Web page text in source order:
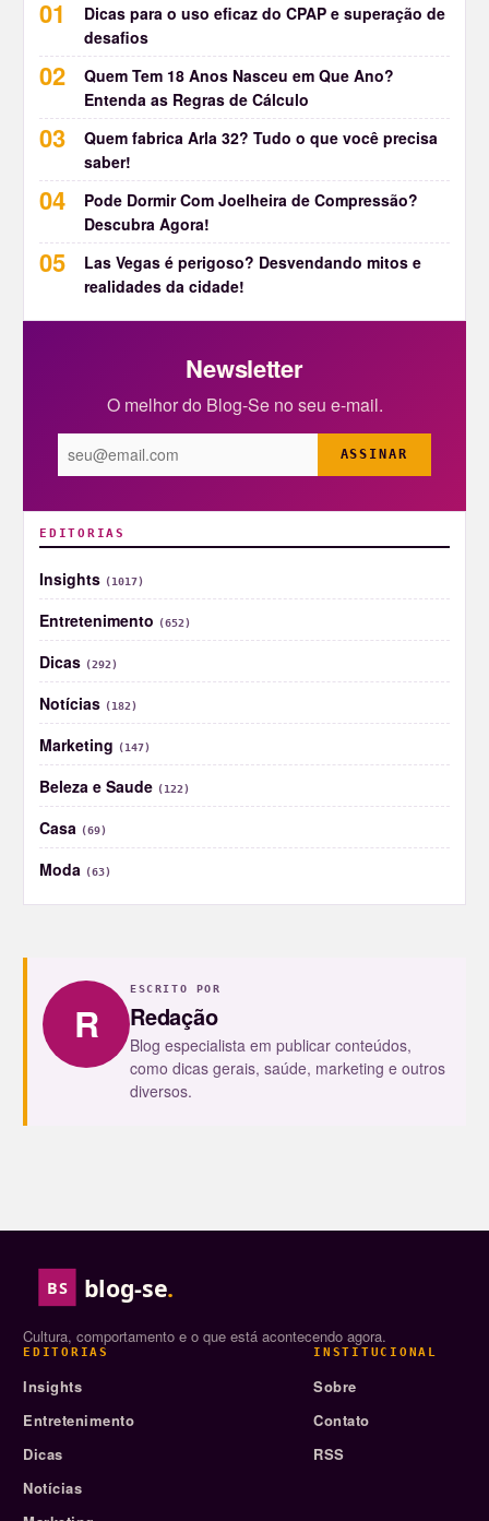
Dicas para o uso eficaz do CPAP e superação de
desafios
Quem Tem 18 Anos Nasceu em Que Ano?
Entenda as Regras de Cálculo
Quem fabrica Arla 32? Tudo o que você precisa
saber!
Pode Dormir Com Joelheira de Compressão?
Descubra Agora!
Las Vegas é perigoso? Desvendando mitos e
realidades da cidade!
Newsletter
O melhor do Blog-Se no seu e-mail.
ASSINAR
EDITORIAS
Insights (1017)
Entretenimento (652)
Dicas (292)
Notícias (182)
Marketing (147)
Beleza e Saude (122)
Casa (69)
Moda (63)
R
ESCRITO POR
Redação
Blog especialista em publicar conteúdos,
como dicas gerais, saúde, marketing e outros
diversos.
BS blog-se.
Cultura, comportamento e o que está acontecendo agora.
EDITORIAS
Insights
Entretenimento
Dicas
Notícias
INSTITUCIONAL
Sobre
Contato
RSS